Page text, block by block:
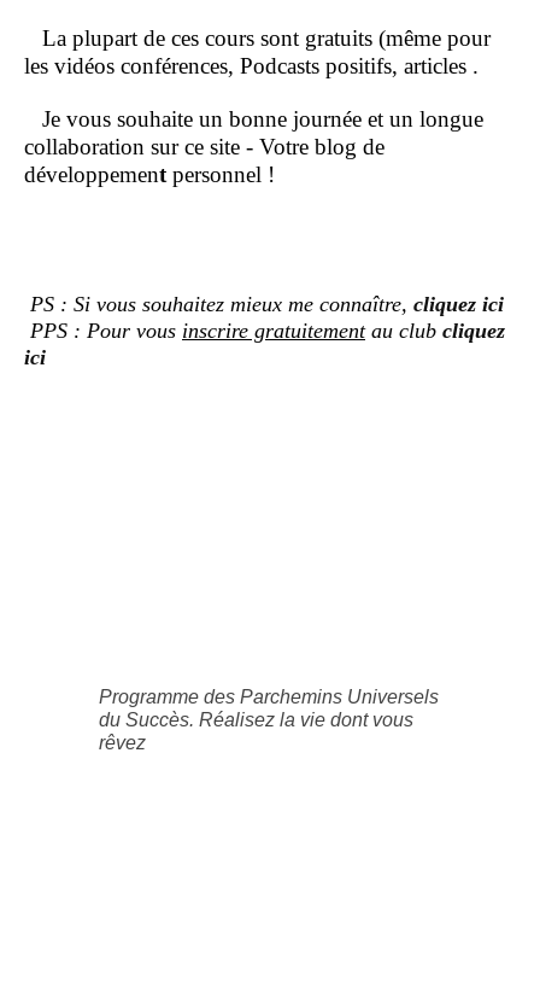
La plupart de ces cours sont gratuits (même pour
les vidéos conférences, Podcasts positifs, articles .
Je vous souhaite un bonne journée et un longue
collaboration sur ce site - Votre blog de
développement personnel !
PS : Si vous souhaitez mieux me connaître, cliquez ici
PPS : Pour vous inscrire gratuitementau club cliquez
ici
Programme des Parchemins Universels
du Succès. Réalisez la vie dont vous
rêvez